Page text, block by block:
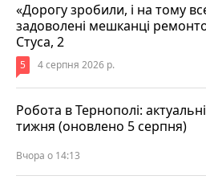
«Дорогу зробили, і на тому
задоволені мешканці
Стуса, 2
5 4 серпня 2026 р.
Робота в Тернополі: актуальні
тижня (оновлено 5 серпня)
Вчора о 14:13